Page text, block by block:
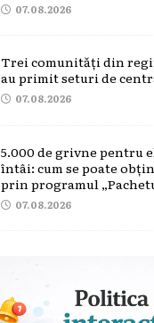
07.08.2026
Trei comunități din
au primit seturi de
07.08.2026
5.000 de grivne pentru
întâi: cum se poate
prin programul
07.08.2026